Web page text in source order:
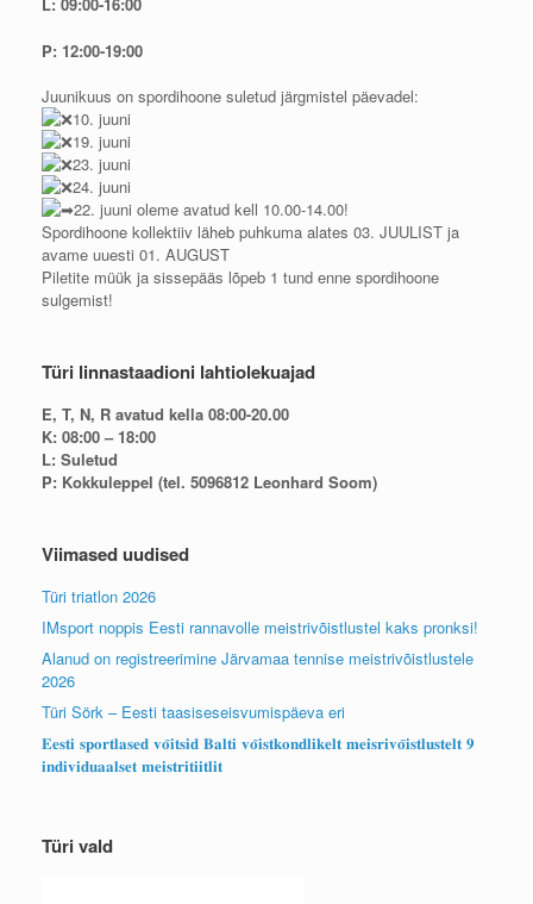
P: 12:00-19:00
Juunikuus on spordihoone suletud järgmistel päevadel:
10. juuni
19. juuni
23. juuni
24. juuni
22. juuni oleme avatud kell 10.00-14.00!
Spordihoone kollektiiv läheb puhkuma alates 03. JUULIST ja
avame uuesti 01. AUGUST
Piletite müük ja sissepääs lõpeb 1 tund enne spordihoone
sulgemist!
Türi linnastaadioni lahtiolekuajad
E, T, N, R avatud kella 08:00-20.00
K: 08:00 – 18:00
L: Suletud
P: Kokkuleppel (tel. 5096812 Leonhard Soom)
Viimased uudised
Türi triatlon 2026
IMsport noppis Eesti rannavolle meistrivõistlustel kaks pronksi!
Alanud on registreerimine Järvamaa tennise meistrivõistlustele
2026
Türi Sörk – Eesti taasiseseisvumispäeva eri
𝐄𝐞𝐬𝐭𝐢 𝐬𝐩𝐨𝐫𝐭𝐥𝐚𝐬𝐞𝐝 𝐯𝐨̃𝐢𝐭𝐬𝐢𝐝 𝐁𝐚𝐥𝐭𝐢 𝐯𝐨̃𝐢𝐬𝐭𝐤𝐨𝐧𝐝𝐥𝐢𝐤𝐞𝐥𝐭 𝐦𝐞𝐢𝐬𝐫𝐢𝐯𝐨̃𝐢𝐬𝐭𝐥𝐮𝐬𝐭𝐞𝐥𝐭 𝟗
𝐢𝐧𝐝𝐢𝐯𝐢𝐝𝐮𝐚𝐚𝐥𝐬𝐞𝐭 𝐦𝐞𝐢𝐬𝐭𝐫𝐢𝐭𝐢𝐢𝐭𝐥𝐢𝐭
Türi vald